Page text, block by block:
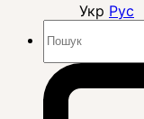
Укр Рус